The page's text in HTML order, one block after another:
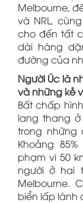
Melbourne,
và NRL,
cho đến tất
dài hàng
đường của
Người Úc là
và những kẻ
Bất chấp
lang thang
trong những
Khoảng
phạm vi 50
người ở hai
Melbourne.
biển lấp lánh